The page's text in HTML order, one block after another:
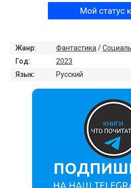
Мой статус
Жанр: Фантастика /
Год:
2023
Язык:
Русский